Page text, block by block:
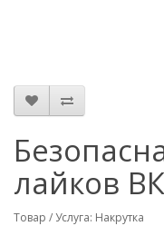
лайков
Товар / Услуга: Накрутка